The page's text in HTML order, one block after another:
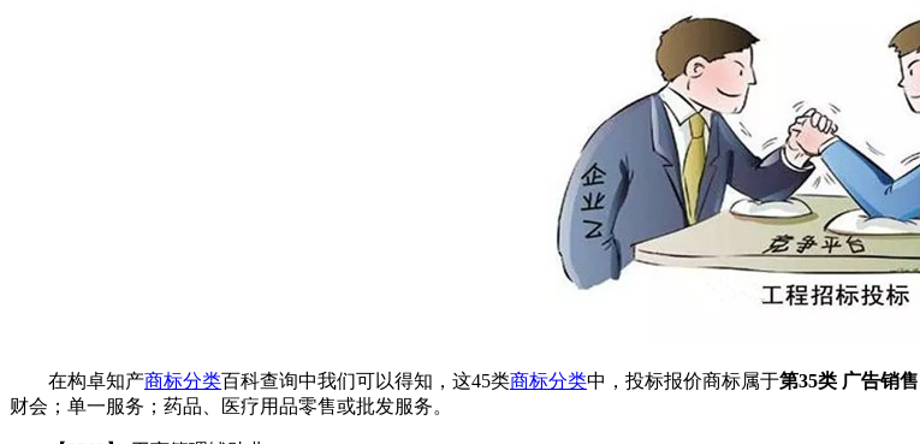
在构卓知产商标分类百科查询中我们可以得知，这45类商标分类中，投标报价商标属于第35类 广告销售
财会；单一服务；药品、医疗用品零售或批发服务。